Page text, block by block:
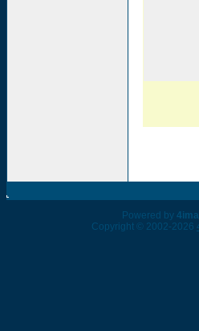
Powered by
Copyright © 2002-2026